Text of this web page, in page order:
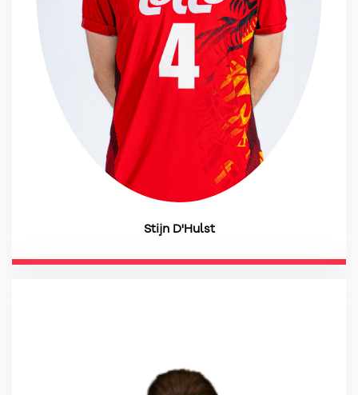
Stijn D'Hulst